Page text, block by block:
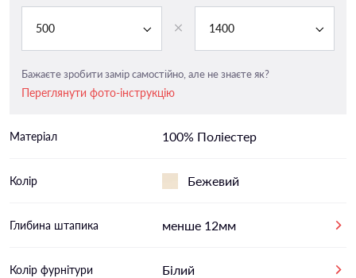
500 1400
Бажаєте зробити замір самостійно, але не знаєте як?
Переглянути фото-інструкцію
Матеріал 100% Поліестер
Колір Бежевий
Глибина штапика менше 12мм
Колір фурнітури Білий